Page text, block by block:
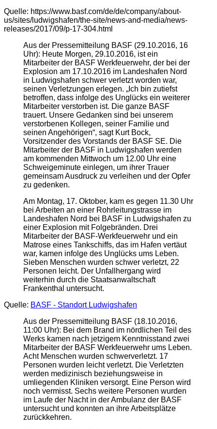
Quelle: https://www.basf.com/de/de/company/about-
us/sites/ludwigshafen/the-site/news-and-media/news-
releases/2017/09/p-17-304.html
Aus der Pressemitteilung BASF (29.10.2016, 16
Uhr): Heute Morgen, 29.10.2016, ist ein
Mitarbeiter der BASF Werkfeuerwehr, der bei der
Explosion am 17.10.2016 im Landeshafen Nord
in Ludwigshafen schwer verletzt worden war,
seinen Verletzungen erlegen. „Ich bin zutiefst
betroffen, dass infolge des Unglücks ein weiterer
Mitarbeiter verstorben ist. Die ganze BASF
trauert. Unsere Gedanken sind bei unserem
verstorbenen Kollegen, seiner Familie und
seinen Angehörigen“, sagt Kurt Bock,
Vorsitzender des Vorstands der BASF SE. Die
Mitarbeiter der BASF in Ludwigshafen werden
am kommenden Mittwoch um 12.00 Uhr eine
Schweigeminute einlegen, um ihrer Trauer
gemeinsam Ausdruck zu verleihen und der Opfer
zu gedenken.
Am Montag, 17. Oktober, kam es gegen 11.30 Uhr
bei Arbeiten an einer Rohrleitungstrasse im
Landeshafen Nord bei BASF in Ludwigshafen zu
einer Explosion mit Folgebränden. Drei
Mitarbeiter der BASF-Werkfeuerwehr und ein
Matrose eines Tankschiffs, das im Hafen vertäut
war, kamen infolge des Unglücks ums Leben.
Sieben Menschen wurden schwer verletzt, 22
Personen leicht. Der Unfallhergang wird
weiterhin durch die Staatsanwaltschaft
Frankenthal untersucht.
Quelle: BASF - Standort Ludwigshafen
Aus der Pressemitteilung BASF (18.10.2016,
11:00 Uhr): Bei dem Brand im nördlichen Teil des
Werks kamen nach jetzigem Kenntnisstand zwei
Mitarbeiter der BASF Werkfeuerwehr ums Leben.
Acht Menschen wurden schwerverletzt. 17
Personen wurden leicht verletzt. Die Verletzten
werden medizinisch beziehungsweise in
umliegenden Kliniken versorgt. Eine Person wird
noch vermisst. Sechs weitere Personen wurden
im Laufe der Nacht in der Ambulanz der BASF
untersucht und konnten an ihre Arbeitsplätze
zurückkehren.